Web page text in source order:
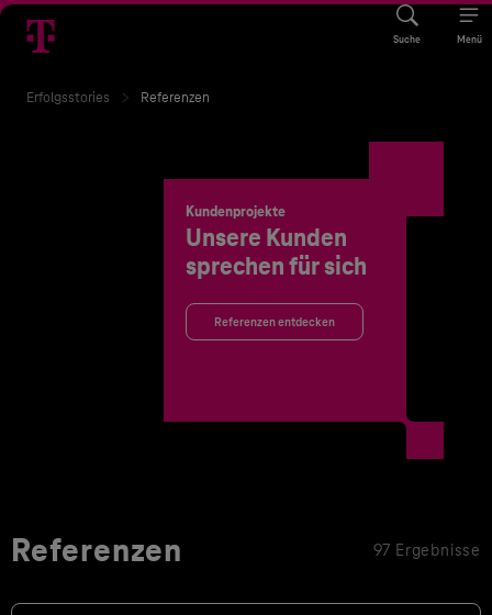
Suche Menü
Erfolgsstories Referenzen
Kundenprojekte
Unsere Kunden
sprechen für sich
Referenzen entdecken
Referenzen 97 Ergebnisse